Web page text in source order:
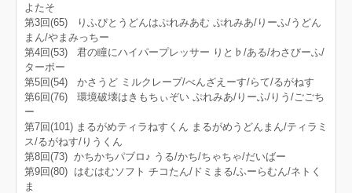
よたそ
第3回(65) りふぴとうどんはぷれみあむ ぷれみあ/りーふ/うどん
まん/やまみっちー
第4回(53) 君の瞳にハイパープレッサー りと♭/ある/わさびーふ/
ターボー
第5回(54) かさうど ミルクレープ/べんざえーす/らて/るがねす
第6回(76) 環境破壊はきもちぃぞい ぷれみあ/りーふ/りう/ごごち
ー
第7回(101) まるがめティラねすくん まるがめうどんまん/ティラミ
ス/るがねす/りうくん
第8回(73) かちかちパブロ♪ うる/かち/ちゃちゃ/だいばー
第9回(80) はむはむソフト チコたん/ドミまる/ふーらむん/ネトく
ま